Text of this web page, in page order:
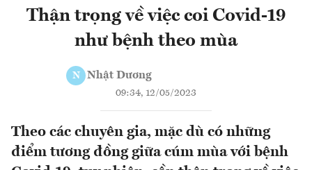
Thận trọng về việc coi Covid-19
như bệnh theo mùa
N Nhật Dương
09:34, 12/05/2023
Theo các chuyên gia, mặc dù có những
điểm tương đồng giữa cúm mùa với bệnh